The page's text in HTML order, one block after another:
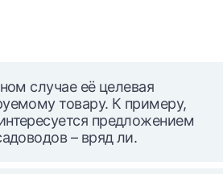
случае её целевая
товару. К примеру,
предложением
– вряд ли.